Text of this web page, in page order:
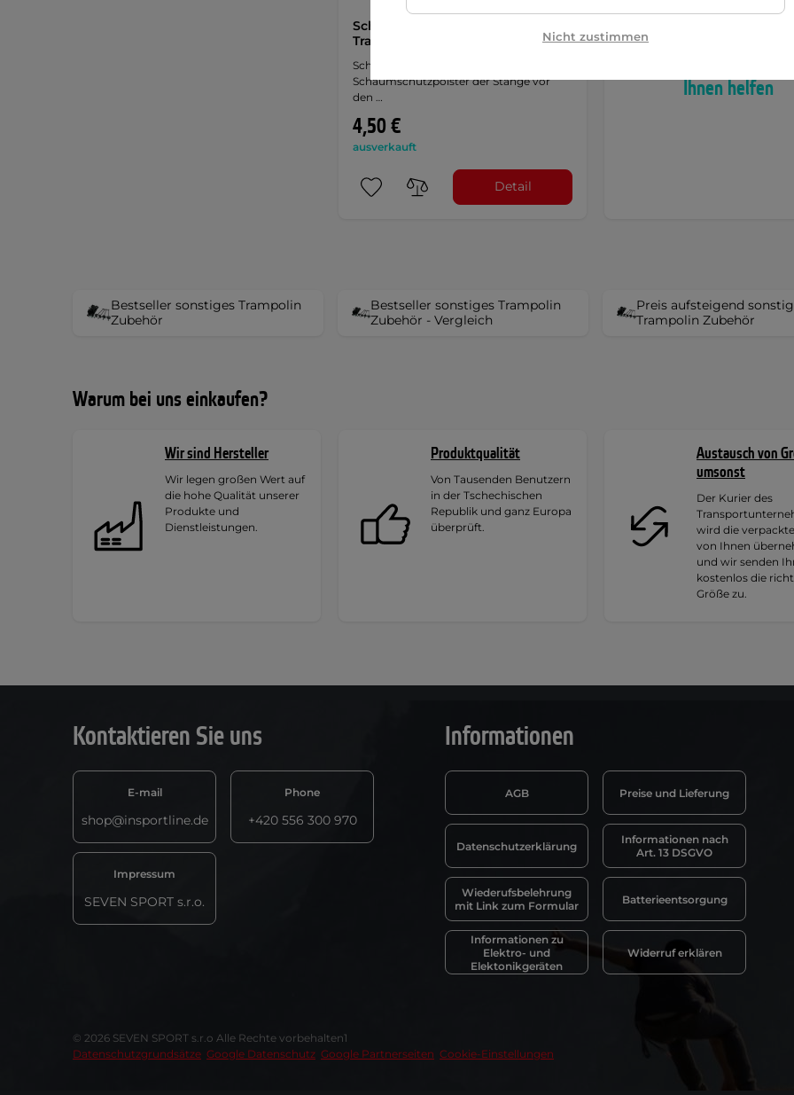
Schutzbezug für
Trampolinstangen - schwarz
Schützt die Stange, sowie das
Schaumschutzpolster der Stange vor
den …
4,50 €
ausverkauft
Detail
Ihnen helfen
Bestseller sonstiges Trampolin
Zubehör
Bestseller sonstiges Trampolin
Zubehör - Vergleich
Preis aufsteigend
Trampolin Zubehör
Warum bei uns einkaufen?
Wir sind Hersteller
Wir legen großen Wert auf
die hohe Qualität unserer
Produkte und
Dienstleistungen.
Produktqualität
Von Tausenden Benutzern
in der Tschechischen
Republik und ganz Europa
überprüft.
Austausch von
umsonst
Der Kurier des
wird die
von Ihnen
und wir senden
kostenlos die
Größe zu.
Kontaktieren Sie uns
E-mail
shop@insportline.de
Phone
+420 556 300 970
Impressum
SEVEN SPORT s.r.o.
Informationen
AGB Preise und Lieferung
Datenschutzerklärung
Informationen nach
Art. 13 DSGVO
Wiederufsbelehrung
mit Link zum Formular
Batterieentsorgung
Informationen zu
Elektro- und
Elektonikgeräten
Widerruf erklären
© 2026 SEVEN SPORT s.r.o Alle Rechte vorbehalten1
Datenschutzgrundsätze Google Datenschutz Google Partnerseiten Cookie-Einstellungen
Nicht zustimmen